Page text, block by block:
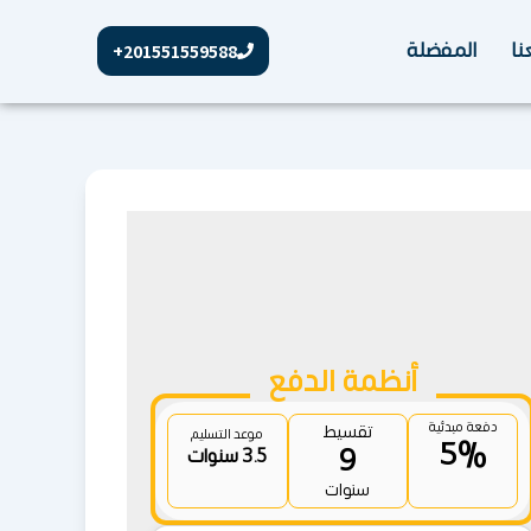
المفضلة 201551559588+
أنظمة الدفع
موعد التسليم
3.5 سنوات
تقسيط
9
سنوات
دفعة مبدئية
5%